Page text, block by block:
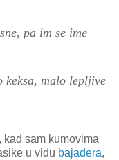
pa im se ime
keksa, malo lepljive
kad sam kumovima
u vidu bajadera,